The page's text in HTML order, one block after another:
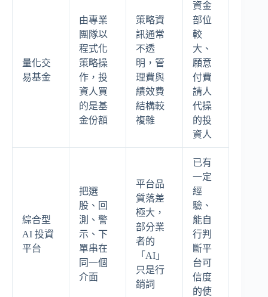
量化交
易基金
由專業
團隊以
程式化
策略操
作，投
資人買
的是基
金份額
策略資
訊通常
不透
明，管
理費與
績效費
結構較
複雜
資金
部位
較
大、
願意
付費
請人
代操
的投
資人
綜合型
AI 投資
平台
把選
股、回
測、警
示、下
單串在
同一個
介面
平台品
質落差
極大，
部分業
者的
「AI」
只是行
銷詞
已有
一定
經
驗、
能自
行判
斷平
台可
信度
的使